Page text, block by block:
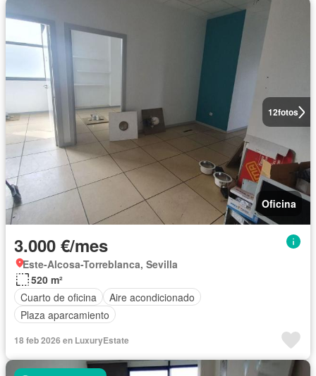
12fotos
Oficina
3.000 €/mes
Este-Alcosa-Torreblanca, Sevilla
520 m²
Cuarto de oficina
Aire acondicionado
Plaza aparcamiento
18 feb 2026 en LuxuryEstate